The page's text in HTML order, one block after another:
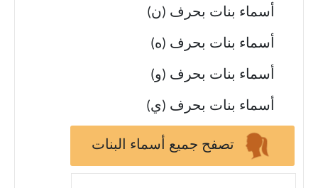
أسماء بنات بحرف (ن)
أسماء بنات بحرف (ه)
أسماء بنات بحرف (و)
أسماء بنات بحرف (ي)
تصفح جميع أسماء البنات